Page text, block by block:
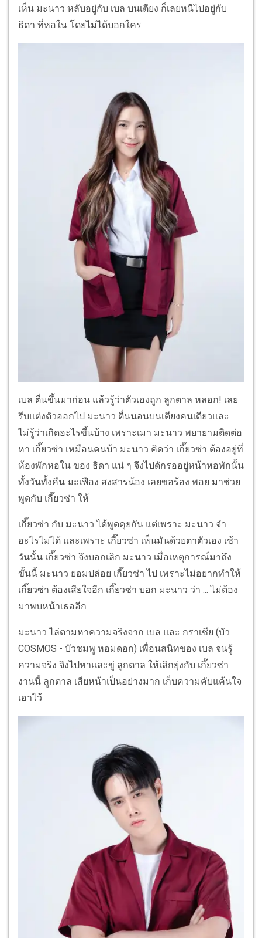
เห็น มะนาว หลับอยู่กับ เบล บนเตียง ก็เลยหนีไปอยู่กับ
ธิดา ที่หอใน โดยไม่ได้บอกใคร
เบล ตื่นขึ้นมาก่อน แล้วรู้ว่าตัวเองถูก ลูกตาล หลอก! เลย
รีบแต่งตัวออกไป มะนาว ตื่นนอนบนเตียงคนเดียวและ
ไม่รู้ว่าเกิดอะไรขึ้นบ้าง เพราะเมา มะนาว พยายามติดต่อ
หา เกี๊ยวซ่า เหมือนคนบ้า มะนาว คิดว่า เกี๊ยวซ่า ต้องอยู่ที่
ห้องพักหอใน ของ ธิดา แน่ ๆ จึงไปดักรออยู่หน้าหอพักนั้น
ทั้งวันทั้งคืน มะเฟือง สงสารน้อง เลยขอร้อง พอย มาช่วย
พูดกับ เกี๊ยวซ่า ให้
เกี๊ยวซ่า กับ มะนาว ได้พูดคุยกัน แต่เพราะ มะนาว จำ
อะไรไม่ได้ และเพราะ เกี๊ยวซ่า เห็นมันด้วยตาตัวเอง เช้า
วันนั้น เกี๊ยวซ่า จึงบอกเลิก มะนาว เมื่อเหตุการณ์มาถึง
ขั้นนี้ มะนาว ยอมปล่อย เกี๊ยวซ่า ไป เพราะไม่อยากทำให้
เกี๊ยวซ่า ต้องเสียใจอีก เกี๊ยวซ่า บอก มะนาว ว่า ... ไม่ต้อง
มาพบหน้าเธออีก
มะนาว ไล่ตามหาความจริงจาก เบล และ กราเซีย (บัว
COSMOS - บัวชมพู หอมดอก) เพื่อนสนิทของ เบล จนรู้
ความจริง จึงไปหาและขู่ ลูกตาล ให้เลิกยุ่งกับ เกี๊ยวซ่า
งานนี้ ลูกตาล เสียหน้าเป็นอย่างมาก เก็บความคับแค้นใจ
เอาไว้